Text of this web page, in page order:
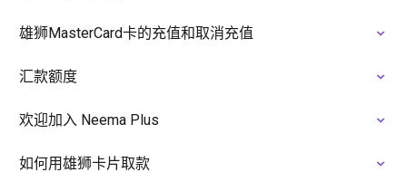
雄狮MasterCard卡的充值和取消充值
汇款额度
欢迎加入 Neema Plus
如何用雄狮卡片取款